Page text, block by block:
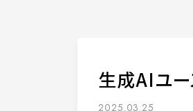
生成AIユー
2025.03.25